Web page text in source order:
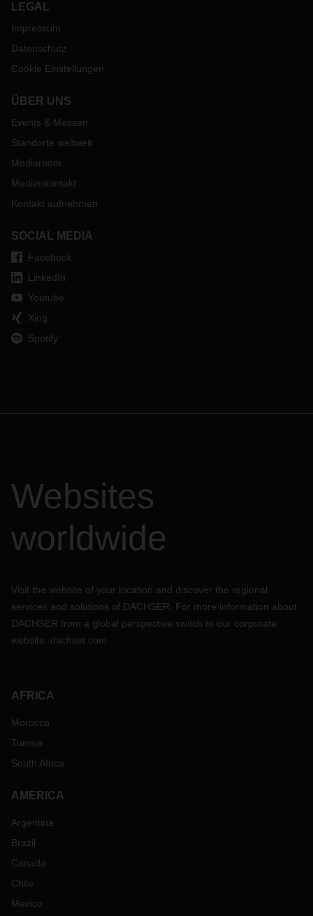
LEGAL
Impressum
Datenschutz
Cookie Einstellungen
ÜBER UNS
Events & Messen
Standorte weltweit
Mediaroom
Medienkontakt
Kontakt aufnehmen
SOCIAL MEDIA
Facebook
LinkedIn
Youtube
Xing
Spotify
Websites
worldwide
Visit the website of your location and discover the regional
services and solutions of DACHSER. For more information about
DACHSER from a global perspective switch to our corporate
website: dachser.com
AFRICA
Morocco
Tunisia
South Africa
AMERICA
Argentina
Brazil
Canada
Chile
Mexico